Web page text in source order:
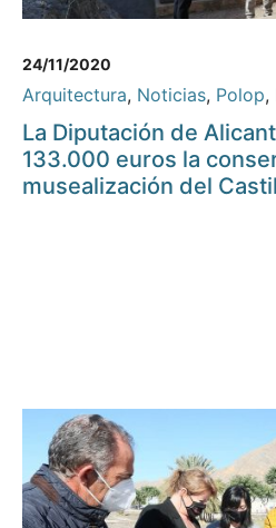
24/11/2020
Arquitectura, Noticias, Polop,
La Diputación de
133.000 euros la
musealización del